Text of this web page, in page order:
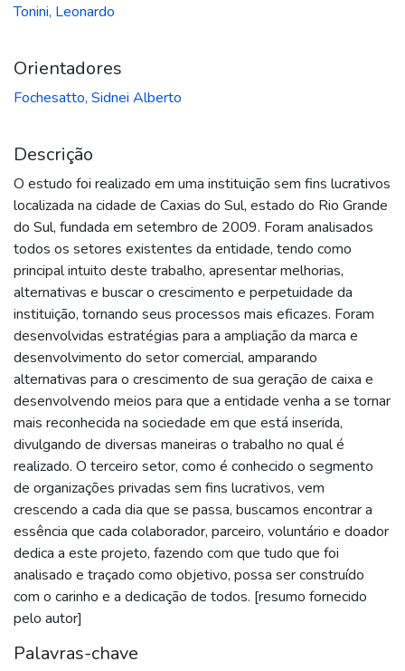
Tonini, Leonardo
Orientadores
Fochesatto, Sidnei Alberto
Descrição
O estudo foi realizado em uma instituição sem fins lucrativos
localizada na cidade de Caxias do Sul, estado do Rio Grande
do Sul, fundada em setembro de 2009. Foram analisados
todos os setores existentes da entidade, tendo como
principal intuito deste trabalho, apresentar melhorias,
alternativas e buscar o crescimento e perpetuidade da
instituição, tornando seus processos mais eficazes. Foram
desenvolvidas estratégias para a ampliação da marca e
desenvolvimento do setor comercial, amparando
alternativas para o crescimento de sua geração de caixa e
desenvolvendo meios para que a entidade venha a se tornar
mais reconhecida na sociedade em que está inserida,
divulgando de diversas maneiras o trabalho no qual é
realizado. O terceiro setor, como é conhecido o segmento
de organizações privadas sem fins lucrativos, vem
crescendo a cada dia que se passa, buscamos encontrar a
essência que cada colaborador, parceiro, voluntário e doador
dedica a este projeto, fazendo com que tudo que foi
analisado e traçado como objetivo, possa ser construído
com o carinho e a dedicação de todos. [resumo fornecido
pelo autor]
Palavras-chave